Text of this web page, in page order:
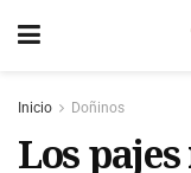
Inicio Doñinos
Los